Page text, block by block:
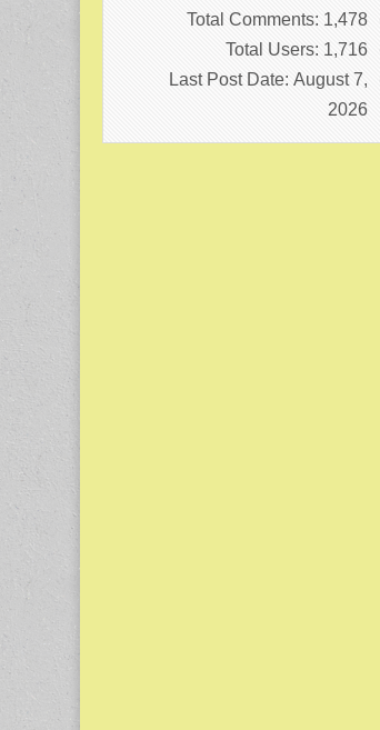
Total Comments: 1,478
Total Users: 1,716
Last Post Date: August 7,
2026